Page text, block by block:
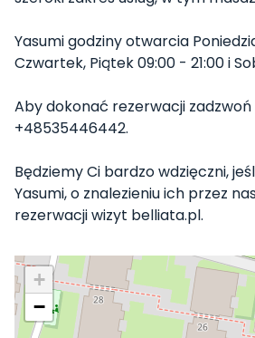
Yasumi godziny otwarcia
Czwartek, Piątek 09:00 - 21:00 i
Aby dokonać rezerwacji
+48535446442.
Będziemy Ci bardzo wdzięczni,
Yasumi, o znalezieniu ich przez
rezerwacji wizyt belliata.pl.
+
−